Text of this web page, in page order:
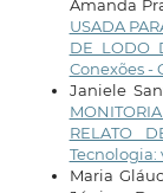
Amanda
USADA
DE LODO
Conexões -
Janiele
RELATO
Tecnologia:
Maria